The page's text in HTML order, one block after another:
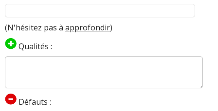
(N'hésitez pas à approfondir)
Qualités :
Défauts :